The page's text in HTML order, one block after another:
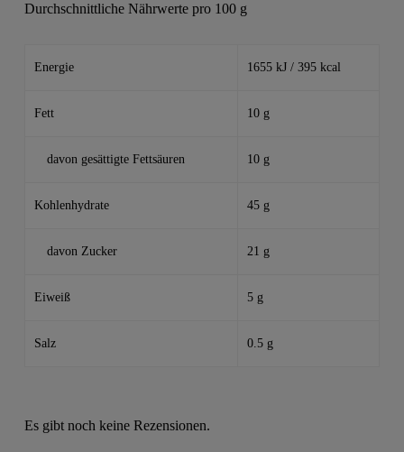
Durchschnittliche Nährwerte pro 100 g
Energie 1655 kJ / 395 kcal
Fett 10 g
davon gesättigte Fettsäuren 10 g
Kohlenhydrate 45 g
davon Zucker 21 g
Eiweiß 5 g
Salz 0.5 g
Es gibt noch keine Rezensionen.